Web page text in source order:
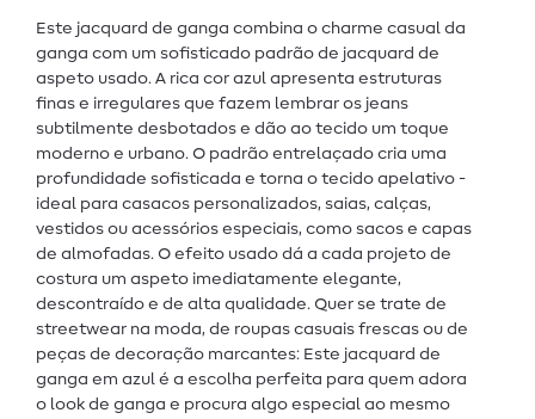
Este jacquard de ganga combina o charme casual da
ganga com um sofisticado padrão de jacquard de
aspeto usado. A rica cor azul apresenta estruturas
finas e irregulares que fazem lembrar os jeans
subtilmente desbotados e dão ao tecido um toque
moderno e urbano. O padrão entrelaçado cria uma
profundidade sofisticada e torna o tecido apelativo -
ideal para casacos personalizados, saias, calças,
vestidos ou acessórios especiais, como sacos e capas
de almofadas. O efeito usado dá a cada projeto de
costura um aspeto imediatamente elegante,
descontraído e de alta qualidade. Quer se trate de
streetwear na moda, de roupas casuais frescas ou de
peças de decoração marcantes: Este jacquard de
ganga em azul é a escolha perfeita para quem adora
o look de ganga e procura algo especial ao mesmo